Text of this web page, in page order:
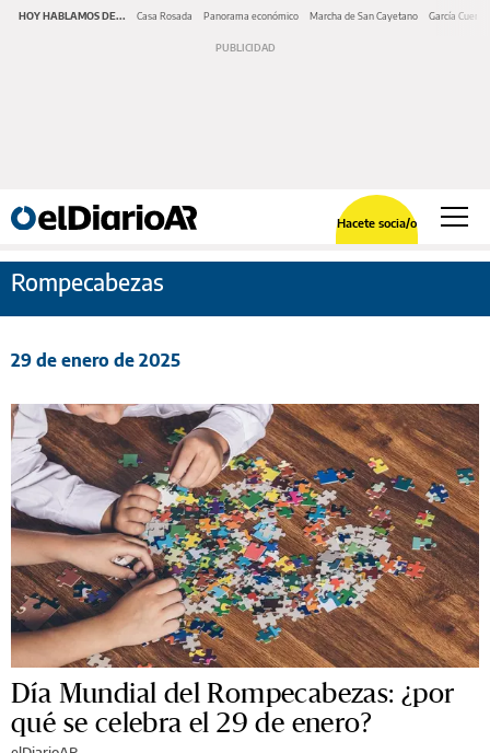
HOY HABLAMOS DE... Casa Rosada Panorama económico Marcha de San Cayetano García Cuerva
Hacete socia/o
Rompecabezas
29 de enero de 2025
Día Mundial del Rompecabezas: ¿por
qué se celebra el 29 de enero?